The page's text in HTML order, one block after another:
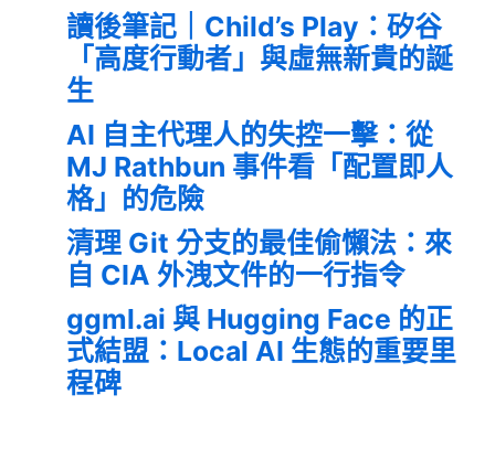
讀後筆記｜Child’s Play：矽谷
「高度行動者」與虛無新貴的誕
生
AI 自主代理人的失控一擊：從
MJ Rathbun 事件看「配置即人
格」的危險
清理 Git 分支的最佳偷懶法：來
自 CIA 外洩文件的一行指令
ggml.ai 與 Hugging Face 的正
式結盟：Local AI 生態的重要里
程碑